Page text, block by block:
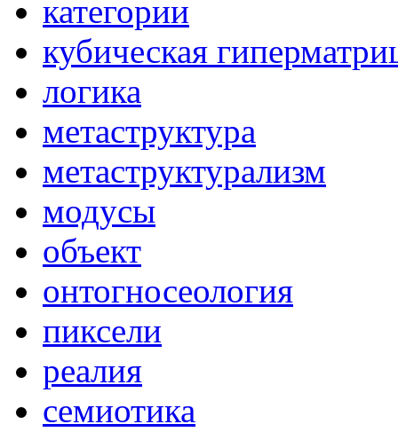
категории
кубическая
логика
метаструктура
метаструктурализм
модусы
объект
онтогносеология
пиксели
реалия
семиотика